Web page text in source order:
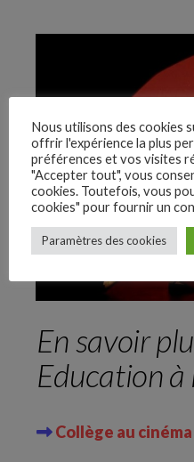
En savoir
Education à
Collège au cinéma
Nous utilisons des cookies
offrir l'expérience la plus
préférences et vos visites
"Accepter tout", vous
cookies. Toutefois, vous
cookies" pour fournir un
Paramètres des cookies